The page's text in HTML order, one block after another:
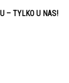
– TYLKO U NAS!